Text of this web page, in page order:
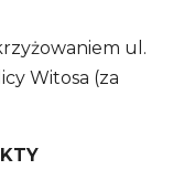
ul.
Witosa (za